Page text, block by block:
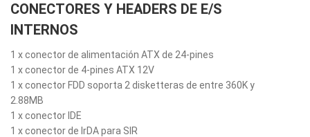
CONECTORES Y HEADERS DE E/S
INTERNOS
1 x conector de alimentación ATX de 24-pines
1 x conector de 4-pines ATX 12V
1 x conector FDD soporta 2 disketteras de entre 360K y
2.88MB
1 x conector IDE
1 x conector de IrDA para SIR